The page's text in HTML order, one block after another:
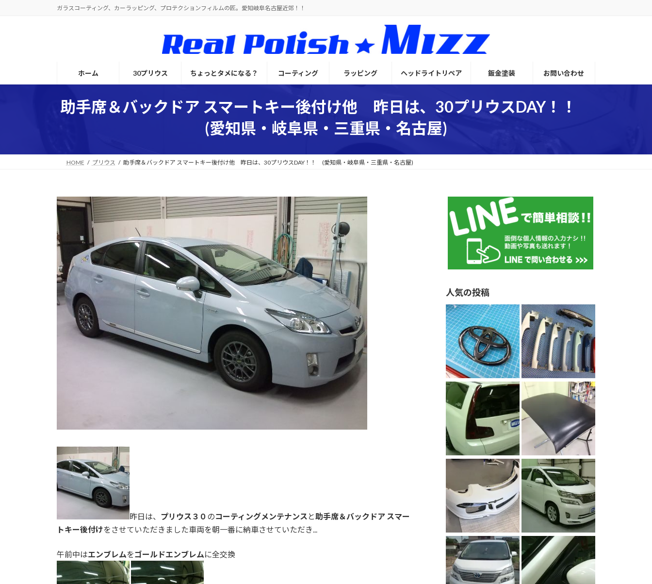
キ
に
ガラスコーティング、カーラッピング、プロテクションフィルムの匠。愛知岐阜名古屋近郊！！
ホーム 30プリウス ちょっとタメになる？ コーティング ラッピング ヘッドライトリペア 鈑金塗装 お問い合わせ
助手席＆バックドア スマートキー後付け他 昨日は、30プリウスDAY！！
(愛知県・岐阜県・三重県・名古屋)
HOME プリウス 助手席＆バックドア スマートキー後付け他 昨日は、30プリウスDAY！！ (愛知県・岐阜県・三重県・名古屋)
昨日は、 プリウス３０ のコーティングメンテナンス と 助手席＆バックドア スマー
トキー後付けをさせていただきました車両を朝一番に納車させていただき...
午前中はエンブレムをゴールドエンブレム に全交換
人気の投稿